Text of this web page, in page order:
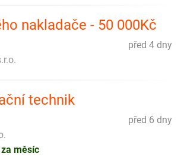
nakladače - 50 000Kč
před 4 dny
technik
před 6 dny
měsíc